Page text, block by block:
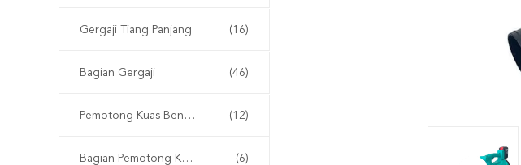
Gergaji Tiang Panjang (16)
Bagian Gergaji (46)
Pemotong Kuas Bensin (12)
Bagian Pemotong Kuas (6)